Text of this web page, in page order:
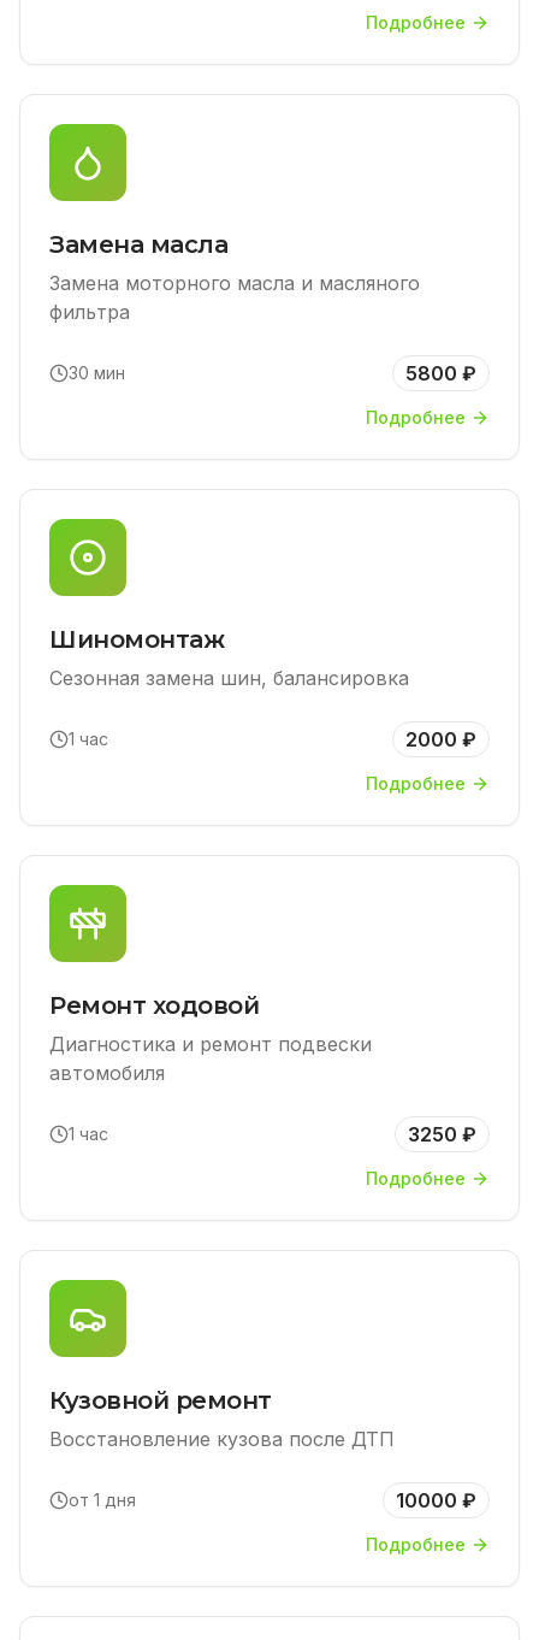
Подробнее
Замена масла
Замена моторного масла и масляного
фильтра
30 мин 5800 ₽
Подробнее
Шиномонтаж
Сезонная замена шин, балансировка
1 час 2000 ₽
Подробнее
Ремонт ходовой
Диагностика и ремонт подвески
автомобиля
1 час 3250 ₽
Подробнее
Кузовной ремонт
Восстановление кузова после ДТП
от 1 дня 10000 ₽
Подробнее